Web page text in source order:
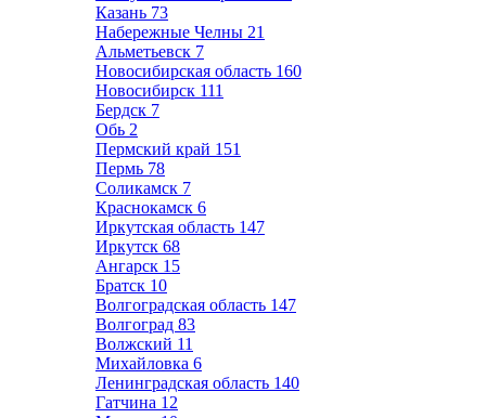
Казань 73
Набережные Челны 21
Альметьевск 7
Новосибирская область 160
Новосибирск 111
Бердск 7
Обь 2
Пермский край 151
Пермь 78
Соликамск 7
Краснокамск 6
Иркутская область 147
Иркутск 68
Ангарск 15
Братск 10
Волгоградская область 147
Волгоград 83
Волжский 11
Михайловка 6
Ленинградская область 140
Гатчина 12